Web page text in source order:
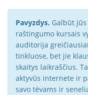
Pavyzdys. Galbūt
raštingumo kursais
auditorija
tinkluose, bet jie
skaitys laikraščius.
aktyvūs internete ir
savo tėvams ir